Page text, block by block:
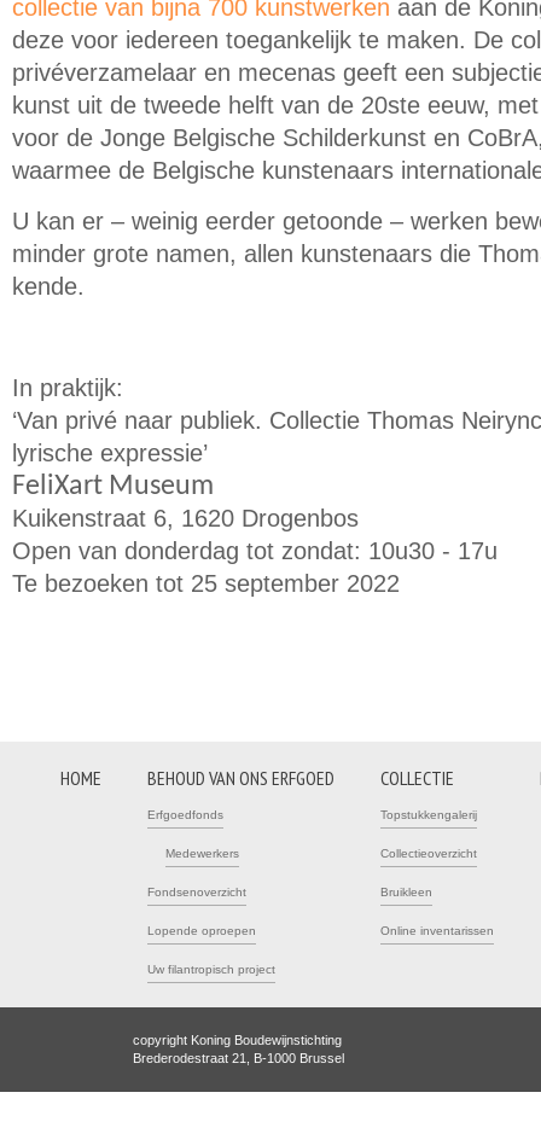
collectie van bijna 700 kunstwerken aan de
deze voor iedereen toegankelijk te maken. De
privéverzamelaar en mecenas geeft een
kunst uit de tweede helft van de 20ste eeuw,
voor de Jonge Belgische Schilderkunst en
waarmee de Belgische kunstenaars
U kan er – weinig eerder getoonde – werken
minder grote namen, allen kunstenaars die
kende.
In praktijk:
‘Van privé naar publiek. Collectie Thomas
lyrische expressie’
FeliXart Museum
Kuikenstraat 6, 1620 Drogenbos
Open van donderdag tot zondat: 10u30 - 17u
Te bezoeken tot 25 september 2022
HOME BEHOUD VAN ONS ERFGOED
Erfgoedfonds
Medewerkers
Fondsenoverzicht
Lopende oproepen
Uw filantropisch project
COLLECTIE
Topstukkengalerij
Collectieoverzicht
Bruikleen
Online inventarissen
copyright Koning Boudewijnstichting
Brederodestraat 21, B-1000 Brussel